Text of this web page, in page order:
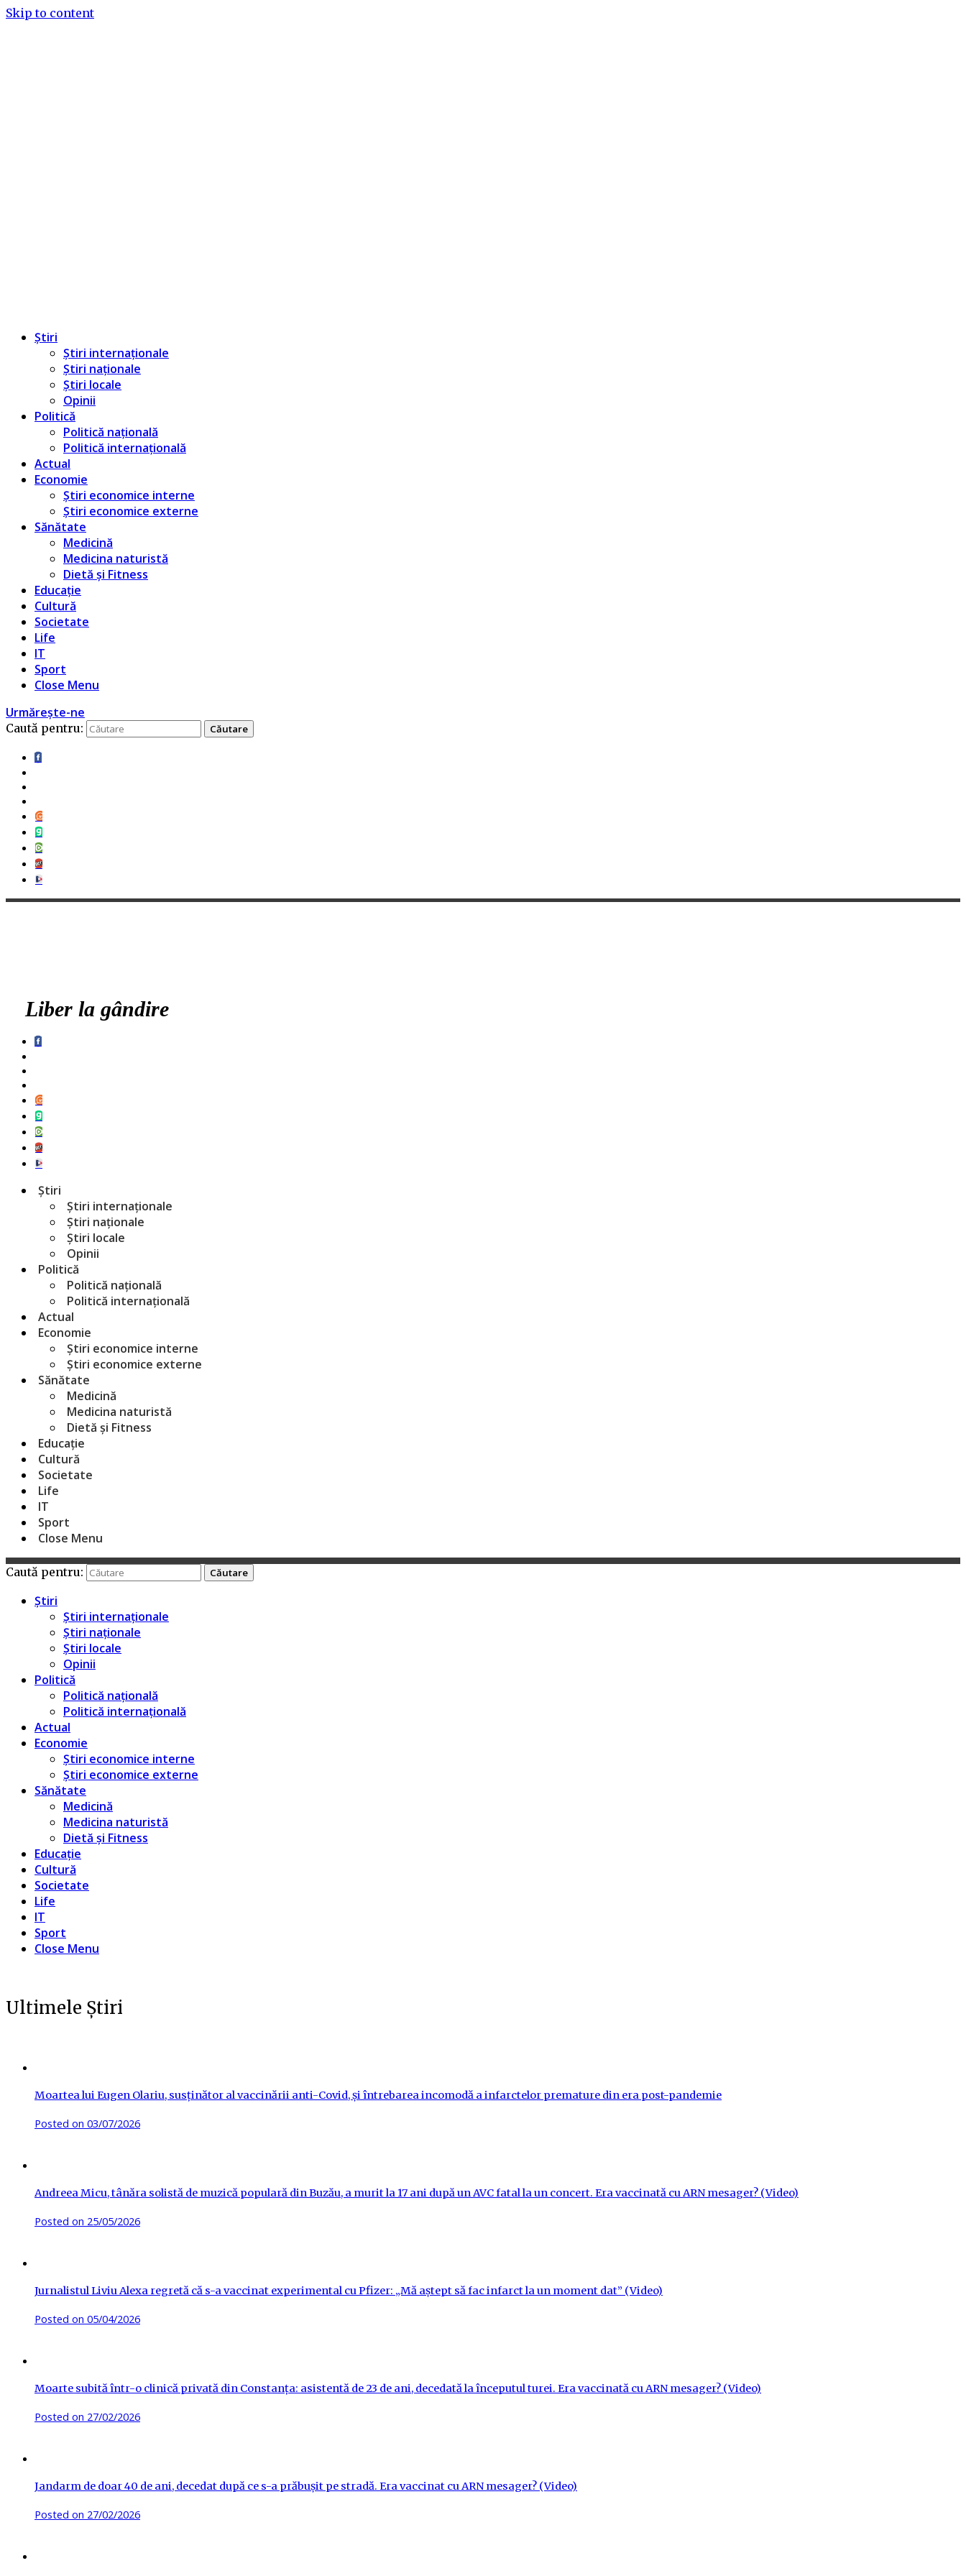
Skip to content
Știri
Știri internaționale
Știri naționale
Știri locale
Opinii
Politică
Politică națională
Politică internațională
Actual
Economie
Știri economice interne
Știri economice externe
Sănătate
Medicină
Medicina naturistă
Dietă și Fitness
Educație
Cultură
Societate
Life
IT
Sport
Close Menu
Urmărește-ne
Caută pentru:
Liber la gândire
Știri
Știri internaționale
Știri naționale
Știri locale
Opinii
Politică
Politică națională
Politică internațională
Actual
Economie
Știri economice interne
Știri economice externe
Sănătate
Medicină
Medicina naturistă
Dietă și Fitness
Educație
Cultură
Societate
Life
IT
Sport
Close Menu
Caută pentru:
Știri
Știri internaționale
Știri naționale
Știri locale
Opinii
Politică
Politică națională
Politică internațională
Actual
Economie
Știri economice interne
Știri economice externe
Sănătate
Medicină
Medicina naturistă
Dietă și Fitness
Educație
Cultură
Societate
Life
IT
Sport
Close Menu
Ultimele Știri
Moartea lui Eugen Olariu, susținător al vaccinării anti-Covid, și întrebarea incomodă a infarctelor premature din era post-pandemie
Posted on 03/07/2026
Andreea Micu, tânăra solistă de muzică populară din Buzău, a murit la 17 ani după un AVC fatal la un concert. Era vaccinată cu ARN mesager? (Video)
Posted on 25/05/2026
Jurnalistul Liviu Alexa regretă că s-a vaccinat experimental cu Pfizer: „Mă aștept să fac infarct la un moment dat” (Video)
Posted on 05/04/2026
Moarte subită într-o clinică privată din Constanța: asistentă de 23 de ani, decedată la începutul turei. Era vaccinată cu ARN mesager? (Video)
Posted on 27/02/2026
Jandarm de doar 40 de ani, decedat după ce s-a prăbușit pe stradă. Era vaccinat cu ARN mesager? (Video)
Posted on 27/02/2026